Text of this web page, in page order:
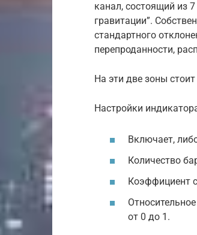
канал, состоящий из
гравитации”.
стандартного
перепроданности,
На эти две зоны
Настройки
Включает,
Количество
Коэффициент
от 0 до 1.